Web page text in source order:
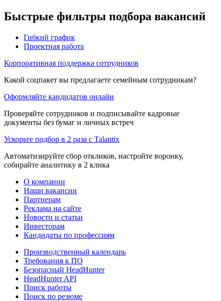
Быстрые фильтры подбора вакансий
Гибкий график
Проектная работа
Корпоративная поддержка сотрудников
Какой соцпакет вы предлагаете семейным сотрудникам?
Оформляйте кандидатов онлайн
Проверяйте сотрудников и подписывайте кадровые
документы без бумаг и личных встреч
Ускорьте подбор в 2 раза с Talantix
Автоматизируйте сбор откликов, настройте воронку,
собирайте аналитику в 2 клика
О компании
Наши вакансии
Партнерам
Реклама на сайте
Новости и статьи
Инвесторам
Кандидаты по профессиям
Производственный календарь
Требования к ПО
Безопасный HeadHunter
HeadHunter API
Поиск работы
Поиск по резюме